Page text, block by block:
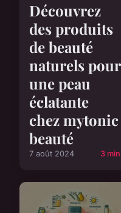
Découvrez
des produits
de beauté
naturels pour
une peau
éclatante
chez mytonic
beauté
7 août 2024 3 min